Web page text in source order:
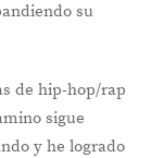
su
de hip-hop/rap
sigue
y he logrado